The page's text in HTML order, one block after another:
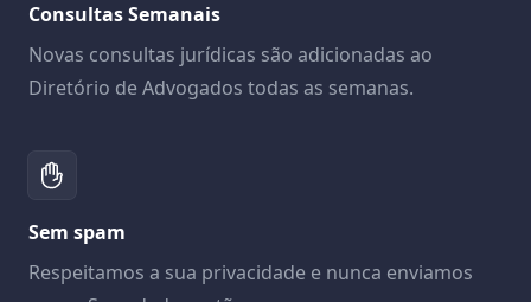
Consultas Semanais
Novas consultas jurídicas são adicionadas ao
Diretório de Advogados todas as semanas.
Sem spam
Respeitamos a sua privacidade e nunca enviamos